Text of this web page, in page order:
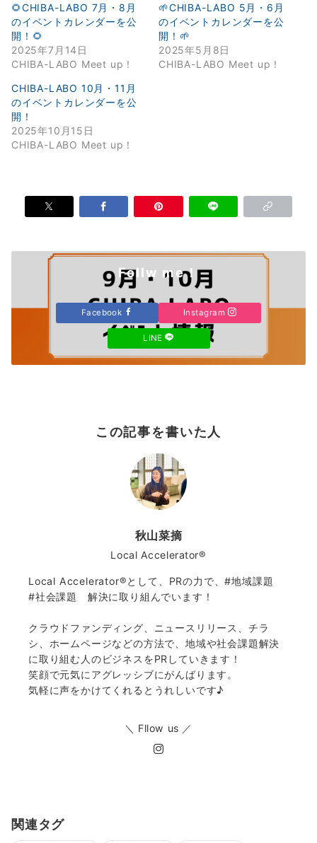
🌻CHIBA-LABO 7月・8月
のイベントカレンダーを公
開！🌻
2025年7月14日
CHIBA-LABO Meet up！
🌱CHIBA-LABO 5月・6月
のイベントカレンダーを公
開！🌱
2025年5月8日
CHIBA-LABO Meet up！
CHIBA-LABO 10月・11月
のイベントカレンダーを公
開！
2025年10月15日
CHIBA-LABO Meet up！
Follw me！
Facebook Instagram
LINE
この記事を書いた人
秋山菜摘
Local Accelerator®️
Local Accelerator®️として、PRの力で、#地域課題
#社会課題 解決に取り組んでいます！
クラウドファンディング、ニュースリリース、チラ
シ、ホームページなどの方法で、地域や社会課題解決
に取り組む人のビジネスをPRしていきます！
笑顔で元気にアグレッシブにがんばります。
気軽に声をかけてくれるとうれしいです♪
＼ Fllow us ／
関連タグ